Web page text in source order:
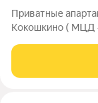
Приватные
Кокошкино ( МЦД
ванной
Следует , иметь